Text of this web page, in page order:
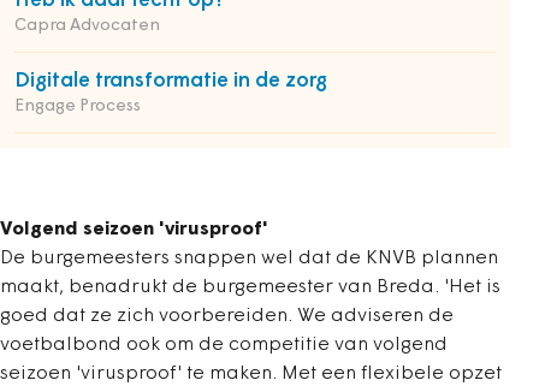
Capra Advocaten
Digitale transformatie in de zorg
Engage Process
Volgend seizoen 'virusproof'
De burgemeesters snappen wel dat de KNVB plannen
maakt, benadrukt de burgemeester van Breda. 'Het is
goed dat ze zich voorbereiden. We adviseren de
voetbalbond ook om de competitie van volgend
seizoen 'virusproof' te maken. Met een flexibele opzet